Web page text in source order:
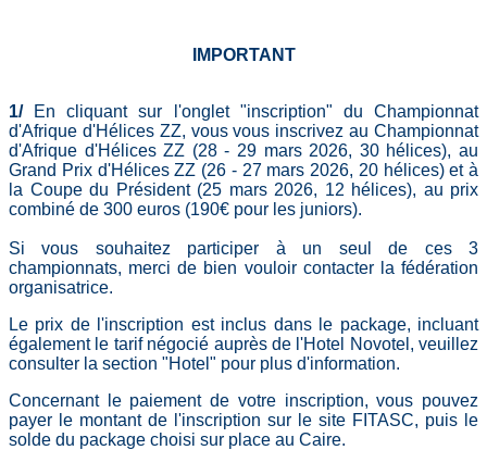
IMPORTANT
1/En cliquant sur l'onglet "inscription" du Championnat
d'Afrique d'Hélices ZZ, vous vous inscrivez au Championnat
d'Afrique d'Hélices ZZ (28 - 29 mars 2026, 30 hélices), au
Grand Prix d'Hélices ZZ (26 - 27 mars 2026, 20 hélices) et à
la Coupe du Président (25 mars 2026, 12 hélices), au prix
combiné de 300 euros (190€ pour les juniors).
Si vous souhaitez participer à un seul de ces 3
championnats, merci de bien vouloir contacter la fédération
organisatrice.
Le prix de l'inscription est inclus dans le package, incluant
également le tarif négocié auprès de l'Hotel Novotel, veuillez
consulter la section "Hotel" pour plus d'information.
Concernant le paiement de votre inscription, vous pouvez
payer le montant de l'inscription sur le site FITASC, puis le
solde du package choisi sur place au Caire.